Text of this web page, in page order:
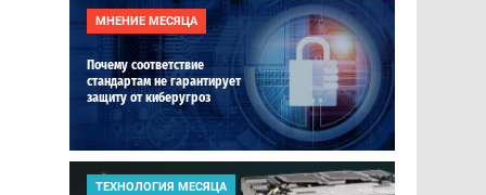
МНЕНИЕ МЕСЯЦА
Почему соответствие
стандартам не гарантирует
защиту от киберугроз
ТЕХНОЛОГИЯ МЕСЯЦА